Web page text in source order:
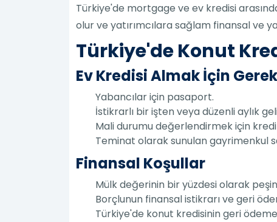
Türkiye'de mortgage ve ev kredisi
olur ve yatırımcılara sağlam finansal ve
Türkiye'de Konut
Ev Kredisi Almak İçin
Yabancılar için pasaport.
İstikrarlı bir işten veya düzenli aylık
Mali durumu değerlendirmek için
Teminat olarak sunulan gayrimenkul
Finansal Koşullar
Mülk değerinin bir yüzdesi olarak
Borçlunun finansal istikrarı ve geri
Türkiye'de konut kredisinin geri